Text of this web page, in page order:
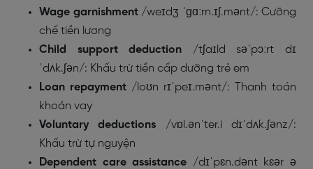
Wage garnishment /weɪdʒ ˈɡɑːrn.ɪʃ.mənt/: Cưỡng
chế tiền lương
Child support deduction /tʃaɪld səˈpɔːrt dɪ
ˈdʌk.ʃən/: Khấu trừ tiền cấp dưỡng trẻ em
Loan repayment /loʊn rɪˈpeɪ.mənt/: Thanh toán
khoản vay
Voluntary deductions /vɒl.ənˈter.i dɪˈdʌk.ʃənz/:
Khấu trừ tự nguyện
Dependent care assistance /dɪˈpɛn.dənt kɛər ə